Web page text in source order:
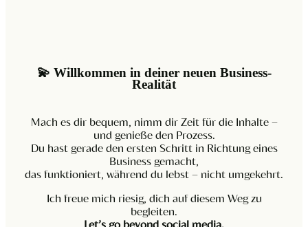
💫 Willkommen in deiner neuen Business-
Realität
Mach es dir bequem, nimm dir Zeit für die Inhalte –
und genieße den Prozess.
Du hast gerade den ersten Schritt in Richtung eines
Business gemacht,
das funktioniert, während du lebst – nicht umgekehrt.
Ich freue mich riesig, dich auf diesem Weg zu
begleiten.
Let’s go beyond social media.